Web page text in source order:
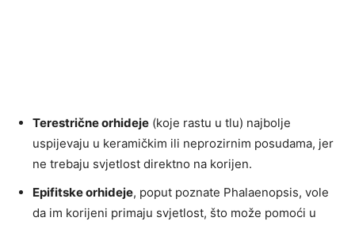
Terestrične orhideje (koje rastu u tlu) najbolje
uspijevaju u keramičkim ili neprozirnim posudama, jer
ne trebaju svjetlost direktno na korijen.
Epifitske orhideje, poput poznate Phalaenopsis, vole
da im korijeni primaju svjetlost, što može pomoći u